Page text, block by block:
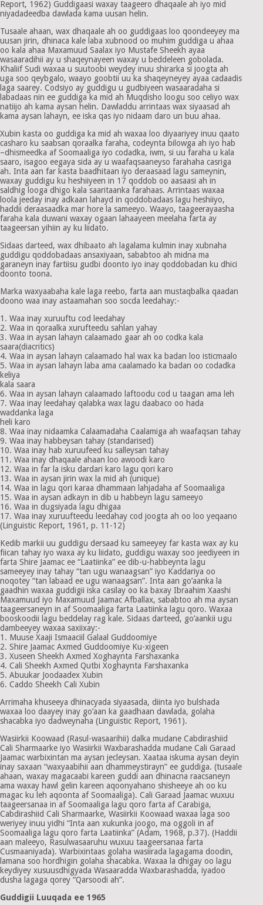
Report, 1962) Guddigaasi waxay taageero dhaqaale ah iyo mid
niyadadeedba dawlada kama uusan helin.
Tusaale ahaan, wax dhaqaale ah oo guddigaas loo qoondeeyey ma
uusan jirin, dhinaca kale laba xubnood oo muhim guddiga u ahaa
oo kala ahaa Maxamuud Saalax iyo Mustafe Sheekh ayaa
wasaaradihii ay u shaqeynayeen waxay u beddeleen gobolada.
Khaliif Sudi waxaa u suutoobi weydey inuu shirarka si joogta ah
uga soo qeybgalo, waayo goobtii uu ka shaqeyneyey ayaa cadaadis
laga saarey. Codsiyo ay guddigu u gudbiyeen wasaaradaha si
labadaas nin ee guddiga ka mid ah Muqdisho loogu soo celiyo wax
natiijo ah kama aysan helin. Dawladdu arrintaas wax siyaasad ah
kama aysan lahayn, ee iska qas iyo nidaam daro un buu ahaa.
Xubin kasta oo guddiga ka mid ah waxaa loo diyaariyey inuu qaato
casharo ku saabsan qoraalka faraha, codeynta bilowga ah iyo hab
–dhismeedka af Soomaaliga iyo codadka, iwm, si uu faraha u kala
saaro, isagoo eegaya sida ay u waafaqsaaneyso farahaha casriga
ah. Inta aan far kasta baadhitaan iyo deraasaad lagu sameynin,
waxay guddigu ku heshiiyeen in 17 qoddob oo aasaasi ah in
saldhig looga dhigo kala saaritaanka farahaas. Arrintaas waxaa
loola jeeday inay adkaan lahayd in qoddobadaas lagu heshiiyo,
haddii deraasaadka mar hore la sameeyo. Waayo, taageerayaasha
faraha kala duwani waxay ogaan lahaayeen meelaha farta ay
taageersan yihiin ay ku liidato.
Sidaas darteed, wax dhibaato ah lagalama kulmin inay xubnaha
guddigu qoddobadaas ansaxiyaan, sababtoo ah midna ma
garaneyn inay fartiisu gudbi doonto iyo inay qoddobadan ku dhici
doonto toona.
Marka waxyaabaha kale laga reebo, farta aan mustaqbalka qaadan
doono waa inay astaamahan soo socda leedahay:-
1. Waa inay xuruuftu cod leedahay
2. Waa in qoraalka xurufteedu sahlan yahay
3. Waa in aysan lahayn calaamado gaar ah oo codka kala
saara(diacritics)
4. Waa in aysan lahayn calaamado hal wax ka badan loo isticmaalo
5. Waa in aysan lahayn laba ama caalamado ka badan oo codadka
keliya
kala saara
6. Waa in aysan lahayn calaamado laftoodu cod u taagan ama leh
7. Waa inay leedahay qalabka wax lagu daabaco oo hada
waddanka laga
heli karo
8. Waa inay nidaamka Calaamadaha Caalamiga ah waafaqsan tahay
9. Waa inay habbeysan tahay (standarised)
10. Waa inay hab xuruufeed ku salleysan tahay
11. Waa inay dhaqaale ahaan loo awoodi karo
12. Waa in far la isku dardari karo lagu qori karo
13. Waa in aysan jirin wax la mid ah (unique)
14. Waa in lagu qori karaa dhammaan lahjadaha af Soomaaliga
15. Waa in aysan adkayn in dib u habbeyn lagu sameeyo
16. Waa in dugsiyada lagu dhigaa
17. Waa inay xuruufteedu leedahay cod joogta ah oo loo yeqaano
(Linguistic Report, 1961, p. 11-12)
Kedib markii uu guddigu dersaad ku sameeyey far kasta wax ay ku
fiican tahay iyo waxa ay ku liidato, guddigu waxay soo jeediyeen in
farta Shire Jaamac ee “Laatiinka” ee dib-u-habbeynta lagu
sameeyey inay tahay “tan ugu wanaagsan” iyo Kaddariya oo
noqotey “tan labaad ee ugu wanaagsan”. Inta aan go’aanka la
gaadhin waxaa guddigii iska casilay oo ka baxay Ibraahim Xaashi
Maxamuud iyo Maxamuud Jaamac Afballax, sababtoo ah ma aysan
taageersaneyn in af Soomaaliga farta Laatiinka lagu qoro. Waxaa
booskoodii lagu beddelay rag kale. Sidaas darteed, go’aankii ugu
dambeeyey waxaa saxiixay:-
1. Muuse Xaaji Ismaaciil Galaal Guddoomiye
2. Shire Jaamac Axmed Guddoomiye Ku-xigeen
3. Xuseen Sheekh Axmed Xoghaynta Farshaxanka
4. Cali Sheekh Axmed Qutbi Xoghaynta Farshaxanka
5. Abuukar Joodaadex Xubin
6. Caddo Sheekh Cali Xubin
Arrimaha khuseeya dhinacyada siyaasada, diinta iyo bulshada
waxaa loo daayey inay go’aan ka gaadhaan dawlada, golaha
shacabka iyo dadweynaha (Linguistic Report, 1961).
Wasiirkii Koowaad (Rasul-wasaarihii) dalka mudane Cabdirashiid
Cali Sharmaarke iyo Wasiirkii Waxbarashadda mudane Cali Garaad
Jaamac warbixintan ma aysan jecleysan. Xaataa iskuma aysan deyin
inay saxaan “waxyaabihii aan dhammeystirayn” ee guddiga. (tusaale
ahaan, waxay magacaabi kareen guddi aan dhinacna raacsaneyn
ama waxay hawl gelin kareen aqoonyahano shisheeye ah oo ku
magac ku leh aqoonta af Soomaaliga). Cali Garaad Jaamac wuxuu
taageersanaa in af Soomaaliga lagu qoro farta af Carabiga,
Cabdirashiid Cali Sharmaarke, Wasiirkii Koowaad waxaa laga soo
weriyey inuu yidhi “Inta aan xukunka joogo, ma oggoli in af
Soomaaliga lagu qoro farta Laatiinka” (Adam, 1968, p.37). (Haddii
aan maleeyo, Rasulwasaaruhu wuxuu taageersanaa farta
Cusmaaniyada). Warbixintaas golaha wasiirada lagagama doodin,
lamana soo hordhigin golaha shacabka. Waxaa la dhigay oo lagu
keydiyey xusuusdhigyada Wasaaradda Waxbarashadda, iyadoo
dusha lagaga qorey “Qarsoodi ah”.
Guddigii Luuqada ee 1965